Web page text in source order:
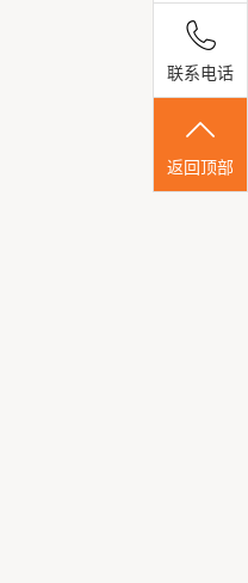
联系电话
返回顶部